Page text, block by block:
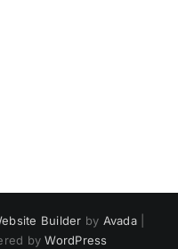
Builder by Avada|
byWordPress